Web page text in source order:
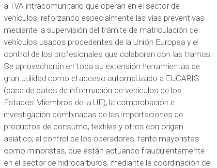
al IVA intracomunitario que operan en el sector de
vehículos, reforzando especialmente las vías preventivas
mediante la supervisión del trámite de matriculación de
vehículos usados procedentes de la Unión Europea y el
control de los profesionales que colaboran con las tramas.
Se aprovecharán en toda su extensión herramientas de
gran utilidad como el acceso automatizado a EUCARIS
(base de datos de información de vehículos de los
Estados Miembros de la UE); la comprobación e
investigación combinadas de las importaciones de
productos de consumo, textiles y otros con origen
asiático; el control de los operadores, tanto mayoristas
como minoristas, que están actuando fraudulentamente
en el sector de hidrocarburos, mediante la coordinación de